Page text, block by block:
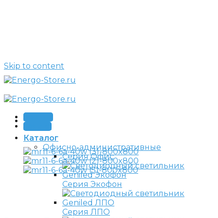
Skip to content
Каталог
Офисно-административные
Серия Офис
Серия Экофон
Серия ЛПО
Звонок
Заявка